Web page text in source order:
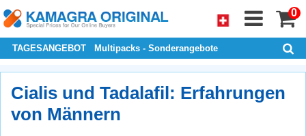
0
TAGESANGEBOT Multipacks - Sonderangebote
Cialis und Tadalafil: Erfahrungen
von Männern